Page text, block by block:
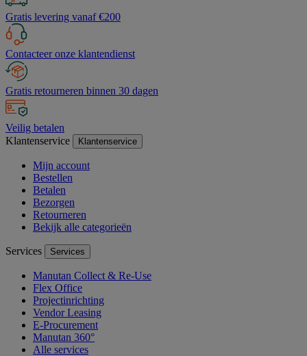
Gratis levering vanaf €200
Contacteer onze klantendienst
Gratis retourneren binnen 30 dagen
Veilig betalen
Klantenservice
Klantenservice
Mijn account
Bestellen
Betalen
Bezorgen
Retourneren
Bekijk alle categorieën
Services Services
Manutan Collect & Re-Use
Flex Office
Projectinrichting
Vendor Leasing
E-Procurement
Manutan 360°
Alle services